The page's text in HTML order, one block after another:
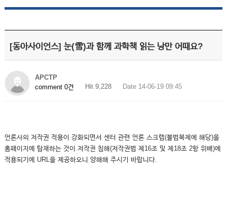
[동아사이언스] 눈(雪)과 함께 과학책 읽는 낭만 어때요?
APCTP
comment 0건
Hit 9,228 Date 14-06-19 09:45
언론사의 저작권 적용이 강화되면서 센터 관련 언론 스크랩(불법복제에 해당)을
홈페이지에 탑재하는 것이 저작권 침해(저작권법 제16조 및 제18조 2항 위배)에
적용되기에 URL을 제공하오니 양해해 주시기 바랍니다.